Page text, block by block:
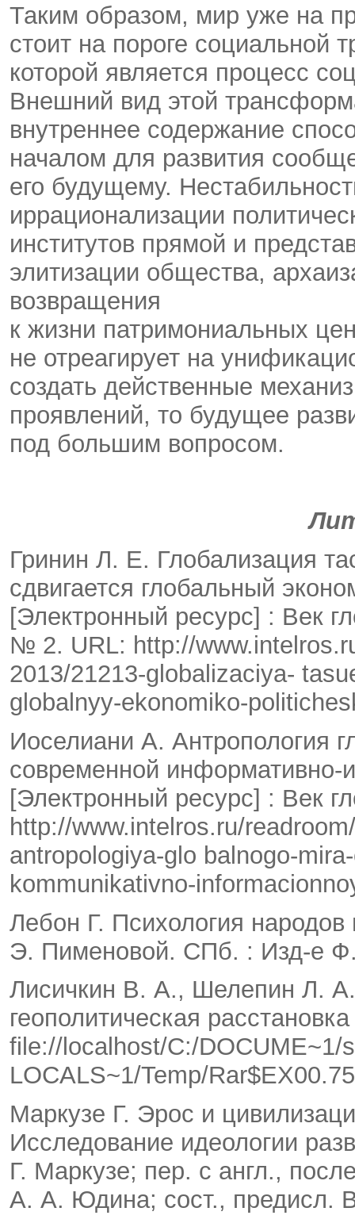
Таким образом, мир уже на
стоит на пороге социальной
которой является процесс
Внешний вид этой
внутреннее содержание
началом для развития
его будущему.
иррационализации
институтов прямой и
элитизации общества,
возвращения
к жизни патримониальных
не отреагирует на
создать действенные
проявлений, то будущее
под большим вопросом.
Гринин Л. Е. Глобализация
сдвигается глобальный
[Электронный ресурс] : Век
№ 2. URL: http://
2013/21213-globalizaciya-
globalnyy-ekonomiko-
Иоселиани А. Антропология
современной
[Электронный ресурс] : Век
http://www.intelros.ru/
antropologiya-glo balnogo-
kommunikativno-
Лебон Г. Психология
Э. Пименовой. СПб. : Изд-е
Лисичкин В. А., Шелепин Л.
геополитическая
file://localhost/C:/DOCUME~1/
LOCALS~1/Temp/
Маркузе Г. Эрос и
Исследование идеологии
Г. Маркузе; пер. с англ.,
А. А. Юдина; сост., предисл.